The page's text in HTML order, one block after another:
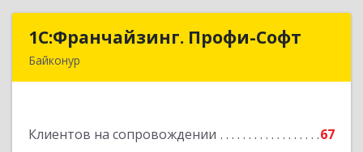
1С:Франчайзинг. Профи-Софт
Байконур
Клиентов на сопровождении
67
1С:Франчайзинг. Профи-Софт
Подробнее